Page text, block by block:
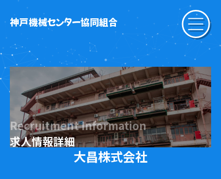
神戸機械センター協同組合
Recruitment Information
求人情報詳細
大昌株式会社